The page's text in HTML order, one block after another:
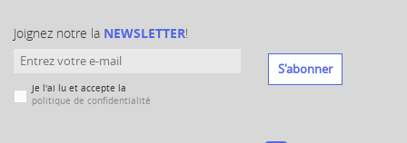
Joignez notre la NEWSLETTER!
Je l'ai lu et accepte la
politique de confidentialité
S'abonner